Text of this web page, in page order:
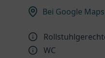
Bei Google
WC